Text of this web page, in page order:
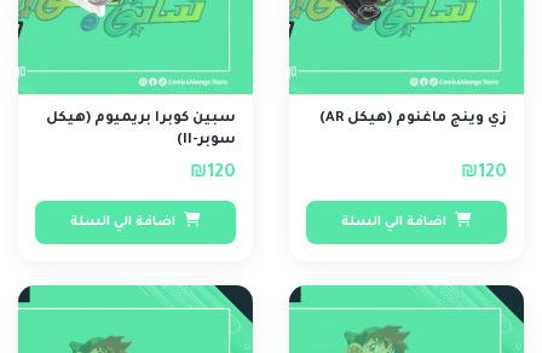
زي وينج ماغنوم (هيكل AR)
₪120
اضافة الي السلة
سبين كوبرا بريميوم (هيكل
سوبر-II)
₪120
اضافة الي السلة